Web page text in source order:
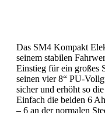
Das SM4 Kompakt
seinem stabilen
Einstieg für ein großes
seinen vier 8“ PU-
sicher und erhöht so
Einfach die beiden 6
– 6 an der normalen